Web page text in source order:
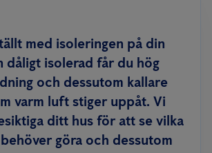
med isoleringen på din
dåligt isolerad får du hög
och dessutom kallare
varm luft stiger uppåt. Vi
ditt hus för att se vilka
göra och dessutom